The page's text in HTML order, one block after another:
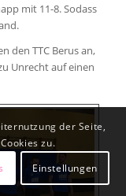
mit 11-8. Sodass
den TTC Berus an,
Unrecht auf einen
der Seite,
zu.
Einstellungen